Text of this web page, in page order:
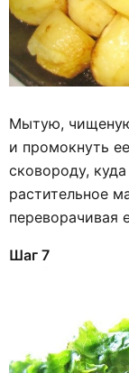
Мытую,
и промокнуть
сковороду,
растительное
переворачивая
Шаг 7